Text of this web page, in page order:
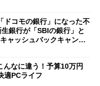
ドコモの銀行」になった不
銀行が「SBIの銀行」と
ャッシュバックキャンペ
んなに違う！予算10万円
適PCライフ